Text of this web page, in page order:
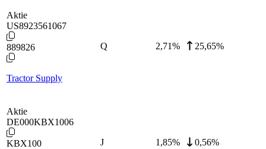
Aktie
US8923561067
889826
Tractor Supply
Q 2,71% 25,65%
Aktie
DE000KBX1006
KBX100 J 1,85% 0,56%